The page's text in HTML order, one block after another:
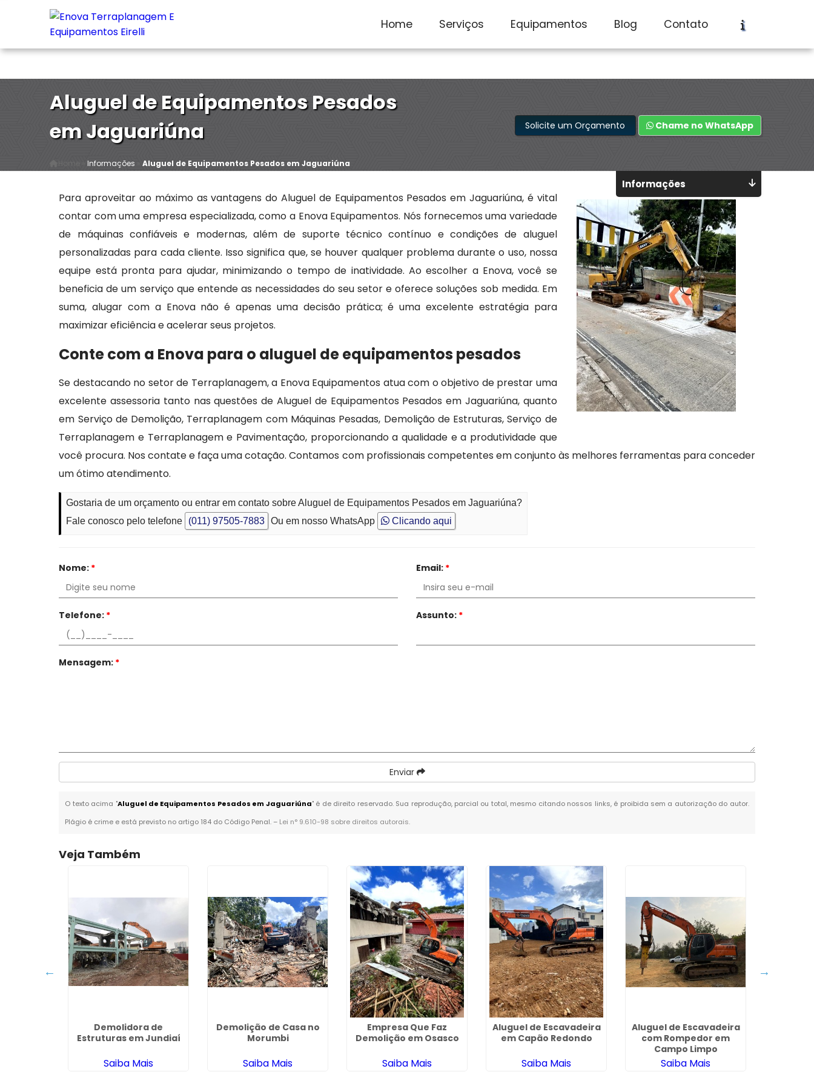
Rua Lamin,27 - Jardim São Cristovão - São paulo / SP
Aluguel de Equipamentos Pesados
em Jaguariúna
Informações »Aluguel de Equipamentos Pesados em Jaguariúna
Solicite um Orçamento Chame no WhatsApp
Para aproveitar ao máximo as vantagens do Aluguel de Equipamentos Pesados em Jaguariúna, é vital
contar com uma empresa especializada, como a Enova Equipamentos. Nós fornecemos uma variedade
de máquinas confiáveis e modernas, além de suporte técnico contínuo e condições de aluguel
personalizadas para cada cliente. Isso significa que, se houver qualquer problema durante o uso, nossa
equipe está pronta para ajudar, minimizando o tempo de inatividade. Ao escolher a Enova, você se
beneficia de um serviço que entende as necessidades do seu setor e oferece soluções sob medida. Em
suma, alugar com a Enova não é apenas uma decisão prática; é uma excelente estratégia para
maximizar eficiência e acelerar seus projetos.
Conte com a Enova para o aluguel de equipamentos pesados
Se destacando no setor de Terraplanagem, a Enova Equipamentos atua com o objetivo de prestar uma
excelente assessoria tanto nas questões de Aluguel de Equipamentos Pesados em Jaguariúna, quanto
em Serviço de Demolição, Terraplanagem com Máquinas Pesadas, Demolição de Estruturas, Serviço de
Terraplanagem e Terraplanagem e Pavimentação, proporcionando a qualidade e a produtividade que
você procura. Nos contate e faça uma cotação. Contamos com profissionais competentes em conjunto às melhores ferramentas para conceder
um ótimo atendimento.
Gostaria de um orçamento ou entrar em contato sobre Aluguel de Equipamentos Pesados em Jaguariúna?
Fale conosco pelo telefone
(011) 97505-7883 Ou em nosso WhatsApp Clicando aqui
Nome: * Email: *
Telefone: * Assunto: *
Mensagem: *
Enviar
O texto acima "Aluguel de Equipamentos Pesados em Jaguariúna" é de direito reservado. Sua reprodução, parcial ou total, mesmo citando nossos links, é proibida sem a autorização do autor.
Plágio é crime e está previsto no artigo 184 do Código Penal. – Lei n° 9.610-98 sobre direitos autorais.
Informações
Veja Também
Demolidora de
Estruturas em Jundiaí
Saiba Mais
Demolição de Casa no
Morumbi
Saiba Mais
Empresa Que Faz
Demolição em Osasco
Saiba Mais
Aluguel de Escavadeira
em Capão Redondo
Saiba Mais
Aluguel de Escavadeira
com Rompedor em
Campo Limpo
Saiba Mais